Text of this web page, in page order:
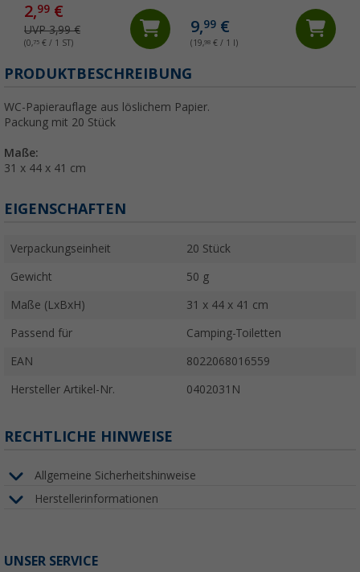
2,99 €
UVP 3,99 €
(0,75 € / 1 ST)
9,99€
(19,98€ / 1 l)
PRODUKTBESCHREIBUNG
WC-Papierauflage aus löslichem Papier.
Packung mit 20 Stück
Maße:
31 x 44 x 41 cm
EIGENSCHAFTEN
Verpackungseinheit 20 Stück
Gewicht 50 g
Maße (LxBxH) 31 x 44 x 41 cm
Passend für Camping-Toiletten
EAN 8022068016559
Hersteller Artikel-Nr. 0402031N
RECHTLICHE HINWEISE
Allgemeine Sicherheitshinweise
Herstellerinformationen
UNSER SERVICE